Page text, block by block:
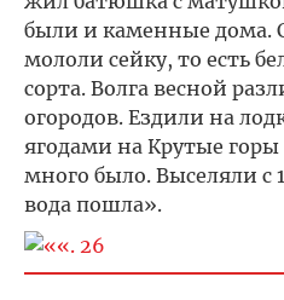
были и каменные дома.
мололи сейку, то есть
сорта. Волга весной
огородов. Ездили на
ягодами на Крутые
много было. Выселяли с
вода пошла».